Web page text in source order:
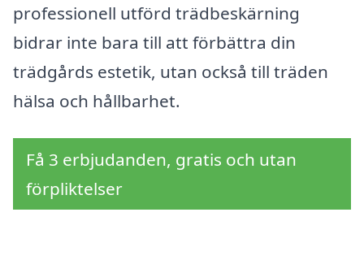
professionell utförd trädbeskärning
bidrar inte bara till att förbättra din
trädgårds estetik, utan också till träden
hälsa och hållbarhet.
Få 3 erbjudanden, gratis och utan
förpliktelser